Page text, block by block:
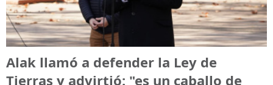
Alak llamó a defender la Ley de
Tierras y advirtió: "es un caballo de